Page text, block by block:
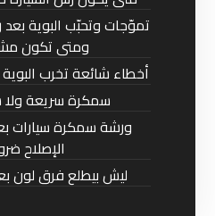
تموّجات وتحبّب البوية
ومتى تكون
أخطاء شائعة تخرب
سمكرة سريعة ولا
ورشة سمكرة سيارات
الإصلاح
ليش بيطلع فرق لون